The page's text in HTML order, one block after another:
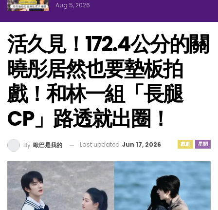
Aug 5, 2026
活久見！172.4公分的關
曉彤居然也要墊板拍
戲！和林一組「長腿
CP」路透就出圈！
戲劇 星聞
By 歐巴是我的 Last updated Jun 17, 2026